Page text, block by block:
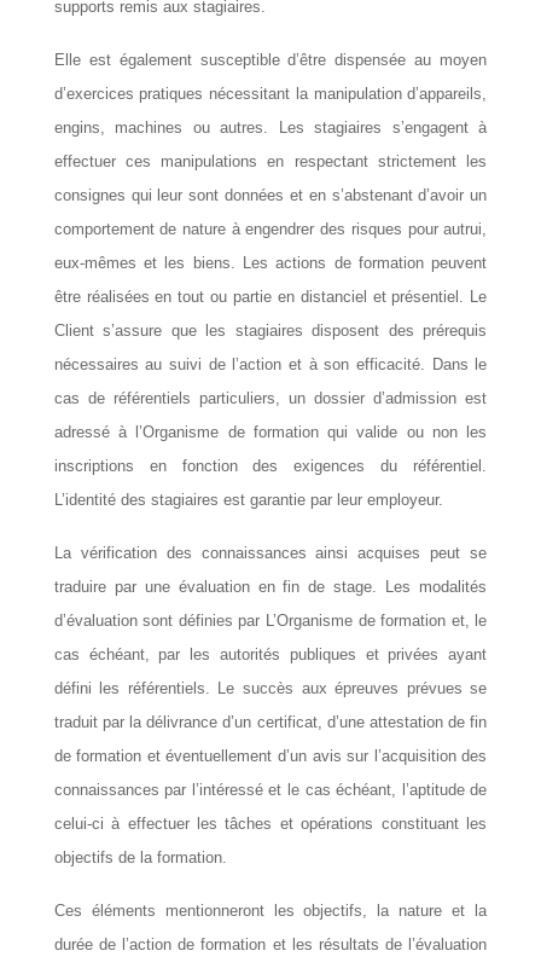
supports remis aux stagiaires.
Elle est également susceptible d’être dispensée au moyen
d’exercices pratiques nécessitant la manipulation d’appareils,
engins, machines ou autres. Les stagiaires s’engagent à
effectuer ces manipulations en respectant strictement les
consignes qui leur sont données et en s’abstenant d’avoir un
comportement de nature à engendrer des risques pour autrui,
eux-mêmes et les biens. Les actions de formation peuvent
être réalisées en tout ou partie en distanciel et présentiel. Le
Client s’assure que les stagiaires disposent des prérequis
nécessaires au suivi de l’action et à son efficacité. Dans le
cas de référentiels particuliers, un dossier d’admission est
adressé à l’Organisme de formation qui valide ou non les
inscriptions en fonction des exigences du référentiel.
L’identité des stagiaires est garantie par leur employeur.
La vérification des connaissances ainsi acquises peut se
traduire par une évaluation en fin de stage. Les modalités
d’évaluation sont définies par L’Organisme de formation et, le
cas échéant, par les autorités publiques et privées ayant
défini les référentiels. Le succès aux épreuves prévues se
traduit par la délivrance d’un certificat, d’une attestation de fin
de formation et éventuellement d’un avis sur l’acquisition des
connaissances par l’intéressé et le cas échéant, l’aptitude de
celui-ci à effectuer les tâches et opérations constituant les
objectifs de la formation.
Ces éléments mentionneront les objectifs, la nature et la
durée de l’action de formation et les résultats de l’évaluation